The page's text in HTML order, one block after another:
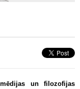
un filozofijas